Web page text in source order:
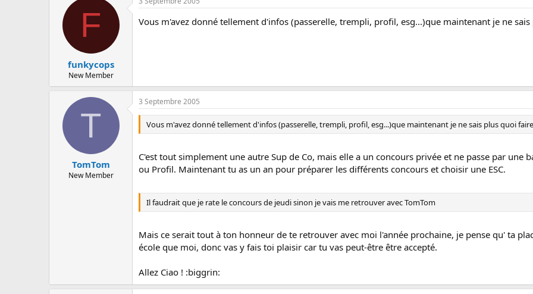
F
funkycops
New Member
Vous m'avez donné tellement d'infos (passerelle, trempli, profil, esg...)que maintenant je ne
T
TomTom
New Member
3 Septembre 2005
Vous m'avez donné tellement d'infos (passerelle, trempli, profil, esg...)que maintenant je ne sais plus quoi
C'est tout simplement une autre Sup de Co, mais elle a un concours privée et ne passe par une
ou Profil. Maintenant tu as un an pour préparer les différents concours et choisir une ESC.
Il faudrait que je rate le concours de jeudi sinon je vais me retrouver avec TomTom
Mais ce serait tout à ton honneur de te retrouver avec moi l'année prochaine, je pense qu' ta
école que moi, donc vas y fais toi plaisir car tu vas peut-être être accepté.
Allez Ciao ! :biggrin: